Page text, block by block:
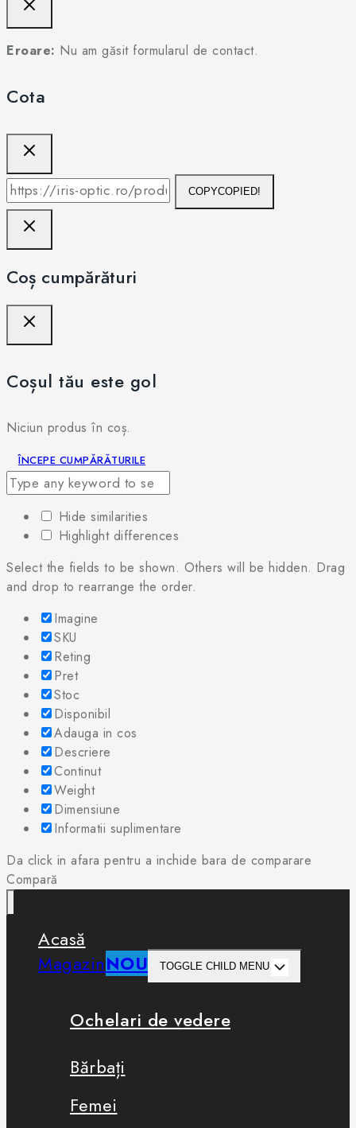
Eroare: Nu am găsit formularul de contact.
Cota
COPYCOPIED!
Coș cumpărături
Coșul tău este gol
Niciun produs în coș.
ÎNCEPE CUMPĂRĂTURILE
Hide similarities
Highlight differences
Select the fields to be shown. Others will be hidden. Drag
and drop to rearrange the order.
Imagine
SKU
Reting
Pret
Stoc
Disponibil
Adauga in cos
Descriere
Continut
Weight
Dimensiune
Informatii suplimentare
Da click in afara pentru a inchide bara de comparare
Compară
Acasă
MagazinNOU TOGGLE CHILD MENU
Ochelari de vedere
Bărbați
Femei